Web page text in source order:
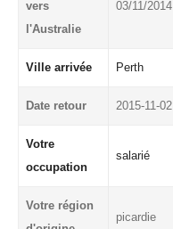
vers
l'Australie
03/11/2014
Ville arrivée Perth
Date retour 2015-11-02
Votre
occupation
salarié
Votre région
picardie